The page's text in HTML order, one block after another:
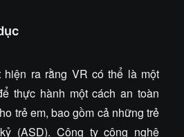
hiện ra rằng VR có thể là một
thực hành một cách an toàn
trẻ em, bao gồm cả những trẻ
(ASD). Công ty công nghệ